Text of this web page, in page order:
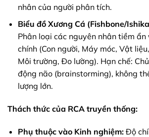
nhân của người phân tích.
Biểu đồ Xương Cá (Fishbone/
Phân loại các nguyên nhân tiềm ẩn
chính (Con người, Máy móc, Vật
Môi trường, Đo lường). Hạn chế:
động não (brainstorming), không
lượng lớn.
Thách thức của RCA truyền thống:
Phụ thuộc vào Kinh nghiệm:Độ